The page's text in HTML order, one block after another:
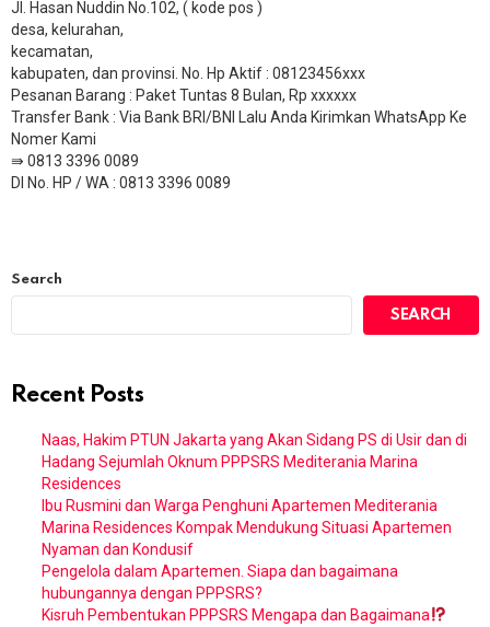
Jl. Hasan Nuddin No.102, ( kode pos )
desa, kelurahan,
kecamatan,
kabupaten, dan provinsi. No. Hp Aktif : 08123456xxx
Pesanan Barang : Paket Tuntas 8 Bulan, Rp xxxxxx
​Transfer Bank : Via Bank BRI/BNI Lalu Anda Kirimkan WhatsApp Ke
Nomer Kami
⇛ 0813 3396 0089
DI No. HP / WA : 0813 3396 0089
Search
SEARCH
Recent Posts
Naas, Hakim PTUN Jakarta yang Akan Sidang PS di Usir dan di
Hadang Sejumlah Oknum PPPSRS Mediterania Marina
Residences
Ibu Rusmini dan Warga Penghuni Apartemen Mediterania
Marina Residences Kompak Mendukung Situasi Apartemen
Nyaman dan Kondusif
Pengelola dalam Apartemen. Siapa dan bagaimana
hubungannya dengan PPPSRS?
Kisruh Pembentukan PPPSRS Mengapa dan Bagaimana